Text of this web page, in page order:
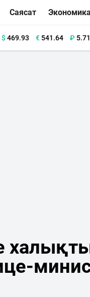
Саясат Экономика
$469.93 €541.64 ₽ 5.71